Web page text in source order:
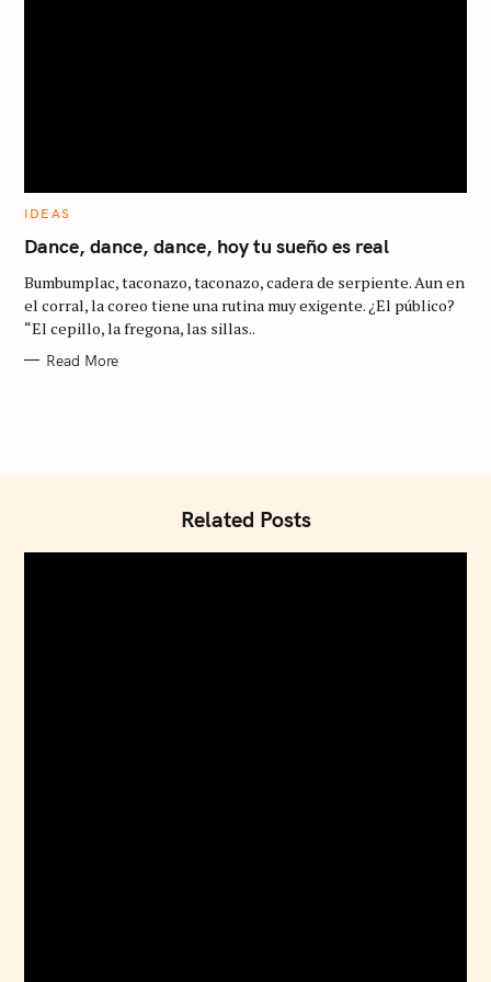
C
T
E
O
R
I
E
IDEAS
Dance, dance, dance, hoy tu sueño es real
Bumbumplac, taconazo, taconazo, cadera de serpiente. Aun en
el corral, la coreo tiene una rutina muy exigente. ¿El público?
“El cepillo, la fregona, las sillas..
Read More
Related Posts